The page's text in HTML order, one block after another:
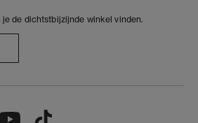
de dichtstbijzijnde winkel vinden.